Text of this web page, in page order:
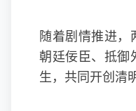
随着剧情推进，
朝廷佞臣、抵御
生，共同开创清